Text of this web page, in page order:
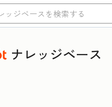
ナレッジベース